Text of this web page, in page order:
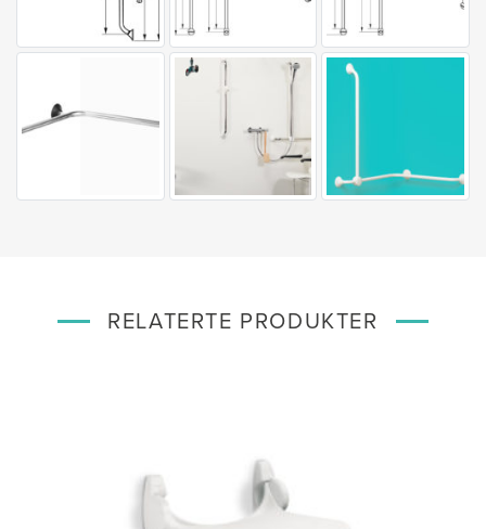
RELATERTE PRODUKTER